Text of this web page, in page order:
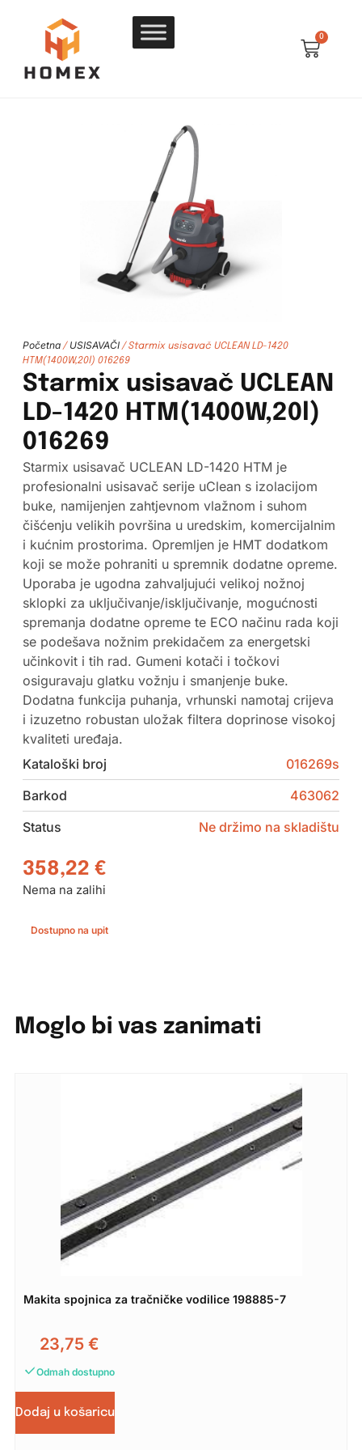
0
Početna/ USISAVAČI/ Starmix usisavač UCLEAN LD-1420
HTM(1400W,20l) 016269
Starmix usisavač UCLEAN
LD-1420 HTM(1400W,20l)
016269
Starmix usisavač UCLEAN LD-1420 HTM je
profesionalni usisavač serije uClean s izolacijom
buke, namijenjen zahtjevnom vlažnom i suhom
čišćenju velikih površina u uredskim, komercijalnim
i kućnim prostorima. Opremljen je HMT dodatkom
koji se može pohraniti u spremnik dodatne opreme.
Uporaba je ugodna zahvaljujući velikoj nožnoj
sklopki za uključivanje/isključivanje, mogućnosti
spremanja dodatne opreme te ECO načinu rada koji
se podešava nožnim prekidačem za energetski
učinkovit i tih rad. Gumeni kotači i točkovi
osiguravaju glatku vožnju i smanjenje buke.
Dodatna funkcija puhanja, vrhunski namotaj crijeva
i izuzetno robustan uložak filtera doprinose visokoj
kvaliteti uređaja.
Kataloški broj
016269s
Barkod
463062
Status
Ne držimo na skladištu
358,22 €
Nema na zalihi
Dostupno na upit
Moglo bi vas zanimati
Makita spojnica za tračničke vodilice 198885-7
23,75 €
Odmah dostupno
Dodaj u košaricu